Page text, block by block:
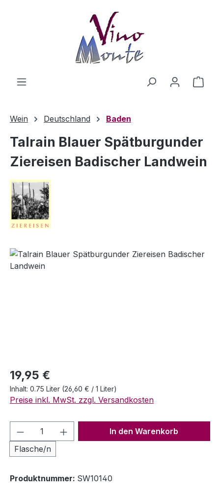
Wein Deutschland Baden
Talrain Blauer Spätburgunder
Ziereisen Badischer Landwein
Bildergalerie überspringen
Regulärer Preis:
19,95 €
Inhalt: 0.75 Liter (26,60 € / 1 Liter)
Preise inkl. MwSt. zzgl. Versandkosten
Produkt Anzahl: Gib den
Flasche/n
In den Warenkorb
Produktnummer: SW10140